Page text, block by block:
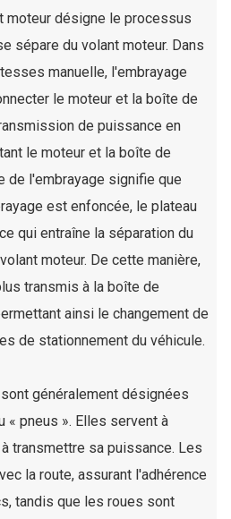
moteur désigne le processus
sépare du volant moteur. Dans
manuelle, l'embrayage
le moteur et la boîte de
de puissance en
le moteur et la boîte de
de l'embrayage signifie que
est enfoncée, le plateau
qui entraîne la séparation du
moteur. De cette manière,
transmis à la boîte de
ainsi le changement de
de stationnement du véhicule.
généralement désignées
« pneus ». Elles servent à
transmettre sa puissance. Les
la route, assurant l'adhérence
tandis que les roues sont